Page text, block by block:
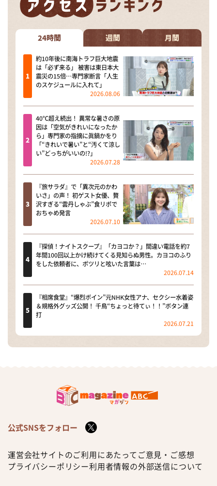
24時間 週間 月間
約10年後に南海トラフ巨大地震
は「必ず来る」 被害は東日本大
震災の15倍…専門家断言「人生
のスケジュールに入れて」
2026.08.06
40℃超え続出！ 異常な暑さの原
因は「空気がきれいになったか
ら」専門家の指摘に眞鍋かをり
「“きれいで暑い”と“汚くて涼し
い”どっちがいいの!?」
2026.07.28
『旅サラダ』で「異次元のかわ
いさ」の声！ 初ゲスト女優、贅
沢すぎる“雲丹しゃぶ”食リポで
おちゃめ発言
2026.07.10
『探偵！ナイトスクープ』「カヨコか？」間違い電話を約7
年間100回以上かけ続けてくる見知らぬ男性。カヨコのふり
をした依頼者に、ポツリと呟いた言葉は…
2026.07.14
『相席食堂』“爆烈ボイン”元NHK女性アナ、セクシー水着姿
＆規格外グッズ公開！ 千鳥“ちょっと待てぃ！！”ボタン連
打
2026.07.21
公式SNSをフォロー
運営会社サイトのご利用にあたって ご意見・ご感想
プライバシーポリシー利用者情報の外部送信について